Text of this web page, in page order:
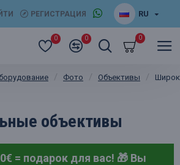
РЕГИСТРАЦИЯ RU
0 0 0
Фото Объективы
объективы
= подарок для вас! 🎁 Вы